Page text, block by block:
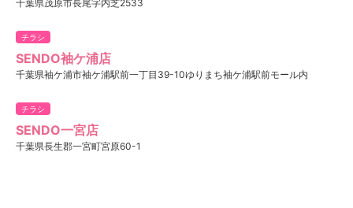
千葉県茂原市長尾字内芝2533
チラシ
SENDO袖ケ浦店
千葉県袖ケ浦市袖ケ浦駅前一丁目39-10ゆりまち袖ケ浦駅前モール内
チラシ
SENDO一宮店
千葉県長生郡一宮町宮原60-1